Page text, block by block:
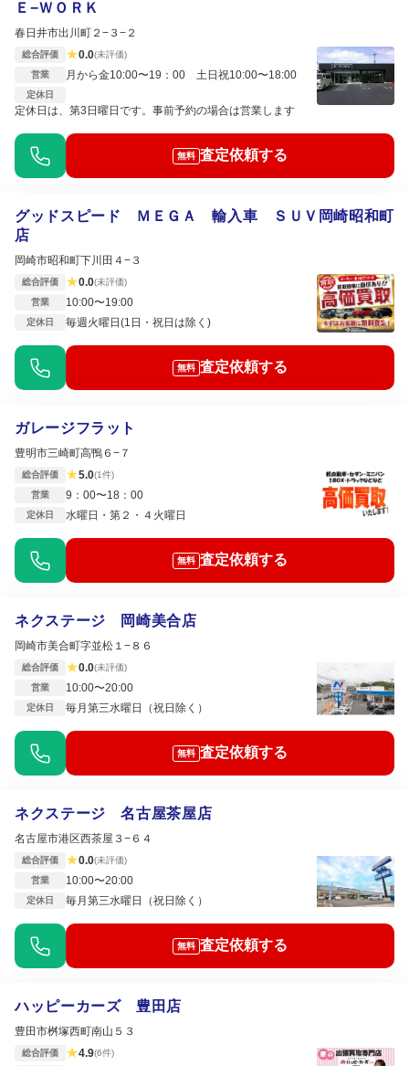
Ｅ−ＷＯＲＫ
春日井市出川町２−３−２
総合評価 ★0.0(未評価)
営業
月から金10:00〜19：00 土日祝10:00〜18:00
定休日
定休日は、第3日曜日です。事前予約の場合は営業します
無料 査定依頼する
グッドスピード ＭＥＧＡ 輸入車 ＳＵＶ岡崎昭和町
店
岡崎市昭和町下川田４−３
総合評価 ★0.0(未評価)
営業
10:00〜19:00
定休日 毎週火曜日(1日・祝日は除く)
無料 査定依頼する
ガレージフラット
豊明市三崎町高鴨６−７
総合評価 ★5.0(1件)
営業
9：00〜18：00
定休日 水曜日・第２・４火曜日
無料 査定依頼する
ネクステージ 岡崎美合店
岡崎市美合町字並松１−８６
総合評価 ★0.0(未評価)
営業
10:00〜20:00
定休日 毎月第三水曜日（祝日除く）
無料 査定依頼する
ネクステージ 名古屋茶屋店
名古屋市港区西茶屋３−６４
総合評価 ★0.0(未評価)
営業
10:00〜20:00
定休日 毎月第三水曜日（祝日除く）
無料 査定依頼する
ハッピーカーズ 豊田店
豊田市桝塚西町南山５３
総合評価 ★4.9(6件)